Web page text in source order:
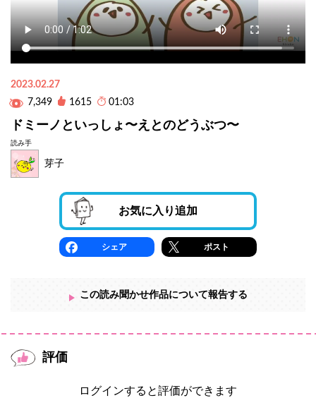
2023.02.27
7,349
1615 01:03
ドミーノといっしょ〜えとのどうぶつ〜
読み手
芽子
お気に入り追加
シェア ポスト
この読み聞かせ作品について報告する
評価
ログインすると評価ができます